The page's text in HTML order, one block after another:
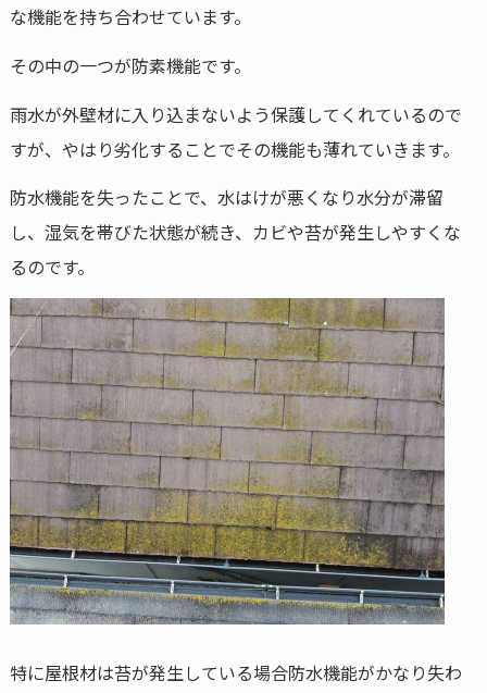
な機能を持ち合わせています。
その中の一つが防素機能です。
雨水が外壁材に入り込まないよう保護してくれているので
すが、やはり劣化することでその機能も薄れていきます。
防水機能を失ったことで、水はけが悪くなり水分が滞留
し、湿気を帯びた状態が続き、カビや苔が発生しやすくな
るのです。
特に屋根材は苔が発生している場合防水機能がかなり失わ